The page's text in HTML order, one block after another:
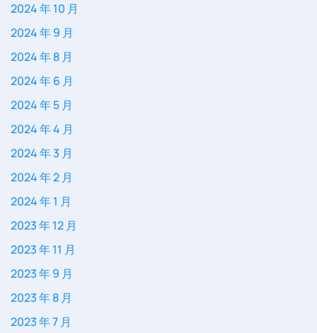
2024 年 10 月
2024 年 9 月
2024 年 8 月
2024 年 6 月
2024 年 5 月
2024 年 4 月
2024 年 3 月
2024 年 2 月
2024 年 1 月
2023 年 12 月
2023 年 11 月
2023 年 9 月
2023 年 8 月
2023 年 7 月